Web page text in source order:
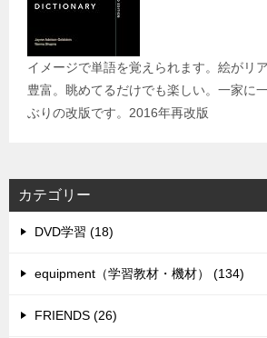
イメージで単語を覚えられます。絵がリ
豊富。眺めてるだけでも楽しい。一家に
ぶりの改版です。2016年再改版
カテゴリー
DVD学習 (18)
equipment（学習教材・機材） (134)
FRIENDS (26)